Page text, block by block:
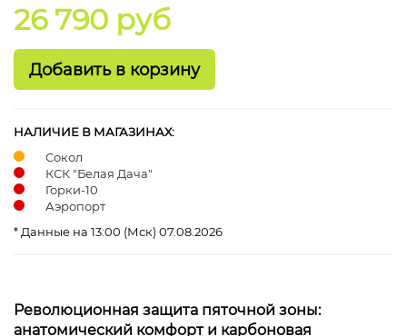
26 790 руб
НАЛИЧИЕ В МАГАЗИНАХ:
Сокол
КСК "Белая Дача"
Горки-10
Аэропорт
* Данные на 13:00 (Мск) 07.08.2026
Революционная защита пяточной зоны:
анатомический комфорт и карбоновая